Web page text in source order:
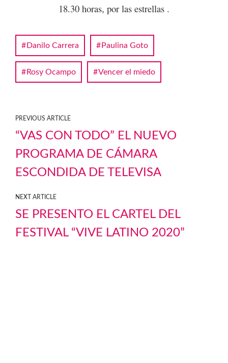
18.30 horas, por las estrellas .
Danilo Carrera Paulina Goto
Rosy Ocampo Vencer el miedo
PREVIOUS ARTICLE
“VAS CON TODO” EL NUEVO
PROGRAMA DE CÁMARA
ESCONDIDA DE TELEVISA
NEXT ARTICLE
SE PRESENTO EL CARTEL DEL
FESTIVAL “VIVE LATINO 2020”